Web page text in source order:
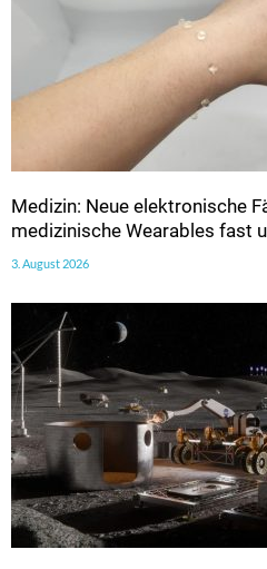
Medizin: Neue elektronische
medizinische Wearables fast
3. August 2026